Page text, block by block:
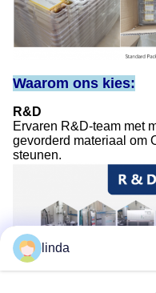
Waarom ons kies:
R&D
Ervaren R&D-team met
gevorderd materiaal om
steunen.
linda